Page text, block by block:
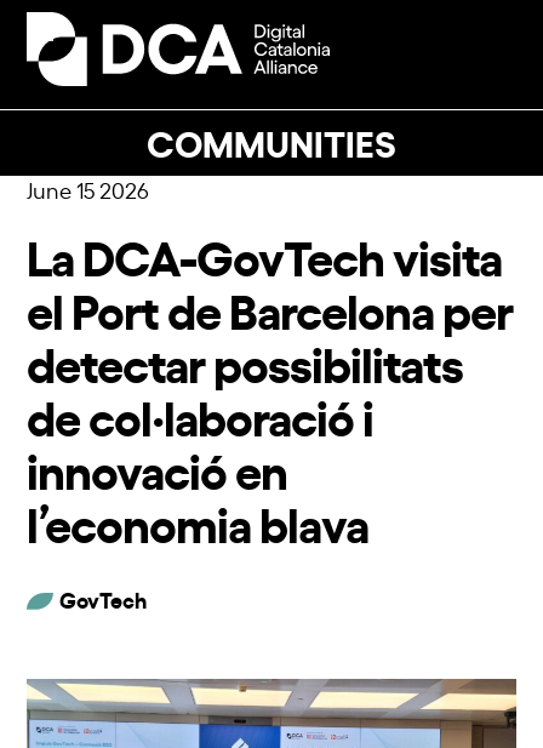
Skip
content
COMMUNITIES
Open
mobile
Close
mobile
June 15 2026
La DCA-GovTech visita
el Port de Barcelona per
detectar possibilitats
de col·laboració i
innovació en
l’economia blava
GovTech